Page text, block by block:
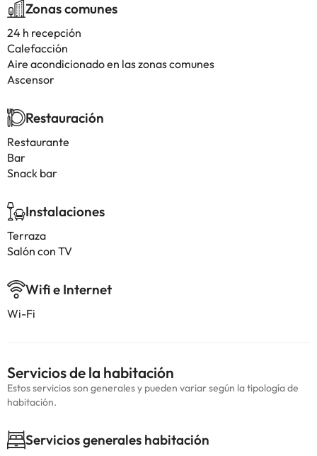
Zonas comunes
24 h recepción
Calefacción
Aire acondicionado en las zonas comunes
Ascensor
Restauración
Restaurante
Bar
Snack bar
Instalaciones
Terraza
Salón con TV
Wifi e Internet
Wi-Fi
Servicios de la habitación
Estos servicios son generales y pueden variar según la tipología de
habitación.
Servicios generales habitación